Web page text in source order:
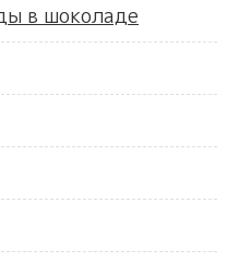
в шоколаде